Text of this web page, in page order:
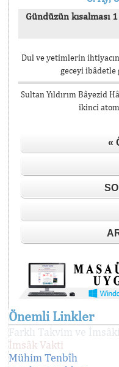
Gündüzün kısalması
Dul ve yetimlerin
geceyi
Sultan Yıldırım Bâyezid
ikinci atom
«
Önemli Linkler
Farklı Takvim ve
İmsâk Vakti
Mühim Tenbîh